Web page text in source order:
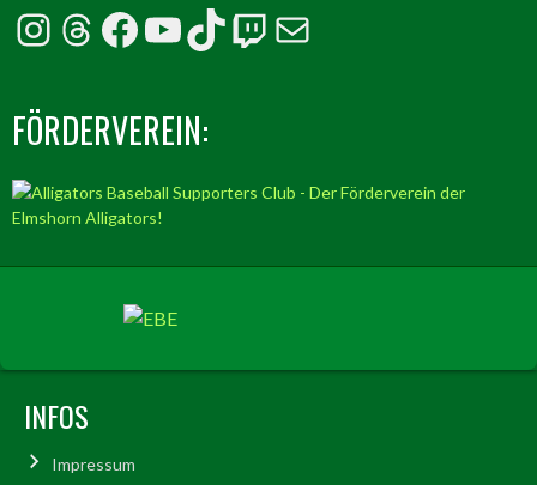
Instagram
Threads
Facebook
YouTube
TikTok
Twitch
E-Mail
FÖRDERVEREIN:
INFOS
Impressum